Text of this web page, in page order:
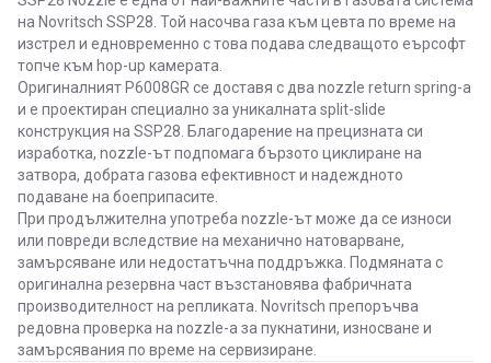
на Novritsch SSP28. Той насочва газа към цевта по време на
изстрел и едновременно с това подава следващото еърсофт
топче към hop-up камерата.
Оригиналният P6008GR се доставя с два nozzle return spring-а
и е проектиран специално за уникалната split-slide
конструкция на SSP28. Благодарение на прецизната си
изработка, nozzle-ът подпомага бързото циклиране на
затвора, добрата газова ефективност и надеждното
подаване на боеприпасите.
При продължителна употреба nozzle-ът може да се износи
или повреди вследствие на механично натоварване,
замърсяване или недостатъчна поддръжка. Подмяната с
оригинална резервна част възстановява фабричната
производителност на репликата. Novritsch препоръчва
редовна проверка на nozzle-а за пукнатини, износване и
замърсявания по време на сервизиране.